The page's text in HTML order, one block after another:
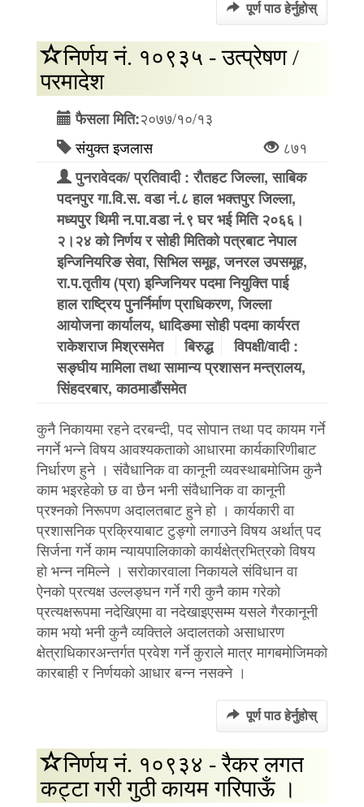
पूर्ण पाठ हेर्नुहोस्
निर्णय नं. १०९३५ - उत्प्रेषण /
परमादेश
फैसला मिति:२०७७/१०/१३
संयुक्त इजलास
८७१
पुनरावेदक/ प्रतिवादी : रौतहट जिल्ला, साबिक
पदनपुर गा.वि.स. वडा नं.८ हाल भक्तपुर जिल्ला,
मध्यपुर थिमी न.पा.वडा नं.९ घर भई मिति २०६६।
२।२४ को निर्णय र सोही मितिको पत्रबाट नेपाल
इन्जिनियरिङ सेवा, सिभिल समूह, जनरल उपसमूह,
रा.प.तृतीय (प्रा) इन्जिनियर पदमा नियुक्ति पाई
हाल राष्ट्रिय पुनर्निर्माण प्राधिकरण, जिल्ला
आयोजना कार्यालय, धादिङमा सोही पदमा कार्यरत
राकेशराज मिश्रसमेत
बिरुद्ध
विपक्षी/वादी :
सङ्घीय मामिला तथा सामान्य प्रशासन मन्त्रालय,
सिंहदरबार, काठमाडौंसमेत
कुनै निकायमा रहने दरबन्दी, पद सोपान तथा पद कायम गर्ने
नगर्ने भन्‍ने विषय आवश्यकताको आधारमा कार्यकारिणीबाट
निर्धारण हुने । संवैधानिक वा कानूनी व्यवस्थाबमोजिम कुनै
काम भइरहेको छ वा छैन भनी संवैधानिक वा कानूनी
प्रश्‍नको निरूपण अदालतबाट हुने हो । कार्यकारी वा
प्रशासनिक प्रक्रियाबाट टुङ्गो लगाउने विषय अर्थात् पद
सिर्जना गर्ने काम न्यायपालिकाको कार्यक्षेत्रभित्रको विषय
हो भन्‍न नमिल्ने । सरोकारवाला निकायले संविधान वा
ऐनको प्रत्यक्ष उल्लङ्घन गर्ने गरी कुनै काम गरेको
प्रत्यक्षरूपमा नदेखिएमा वा नदेखाइएसम्म यसले गैरकानूनी
काम भयो भनी कुनै व्यक्तिले अदालतको असाधारण
क्षेत्राधिकारअन्तर्गत प्रवेश गर्ने कुराले मात्र मागबमोजिमको
कारबाही र निर्णयको आधार बन्‍न नसक्ने ।
पूर्ण पाठ हेर्नुहोस्
निर्णय नं. १०९३४ - रैकर लगत
कट्टा गरी गुठी कायम गरिपाऊँ ।